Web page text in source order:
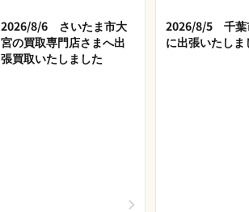
2026/8/6 さいたま市大
宮の買取専門店さまへ出
張買取いたしました
2026/8/5 千葉
に出張いたしま